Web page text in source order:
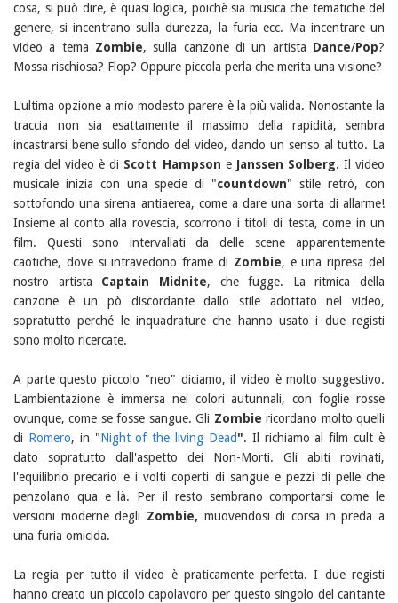
cosa, si può dire, è quasi logica, poichè sia musica che tematiche del
genere, si incentrano sulla durezza, la furia ecc. Ma incentrare un
video a tema Zombie, sulla canzone di un artista Dance/Pop?
Mossa rischiosa? Flop? Oppure piccola perla che merita una visione?
L'ultima opzione a mio modesto parere è la più valida. Nonostante la
traccia non sia esattamente il massimo della rapidità, sembra
incastrarsi bene sullo sfondo del video, dando un senso al tutto. La
regia del video è di Scott Hampson e Janssen Solberg. Il video
musicale inizia con una specie di "countdown" stile retrò, con
sottofondo una sirena antiaerea, come a dare una sorta di allarme!
Insieme al conto alla rovescia, scorrono i titoli di testa, come in un
film. Questi sono intervallati da delle scene apparentemente
caotiche, dove si intravedono frame di Zombie, e una ripresa del
nostro artista Captain Midnite, che fugge. La ritmica della
canzone è un pò discordante dallo stile adottato nel video,
sopratutto perché le inquadrature che hanno usato i due registi
sono molto ricercate.
A parte questo piccolo "neo" diciamo, il video è molto suggestivo.
L'ambientazione è immersa nei colori autunnali, con foglie rosse
ovunque, come se fosse sangue. Gli Zombiericordano molto quelli
di Romero, in "Night of the living Dead". Il richiamo al film cult è
dato sopratutto dall'aspetto dei Non-Morti. Gli abiti rovinati,
l'equilibrio precario e i volti coperti di sangue e pezzi di pelle che
penzolano qua e là. Per il resto sembrano comportarsi come le
versioni moderne degli Zombie, muovendosi di corsa in preda a
una furia omicida.
La regia per tutto il video è praticamente perfetta. I due registi
hanno creato un piccolo capolavoro per questo singolo del cantante